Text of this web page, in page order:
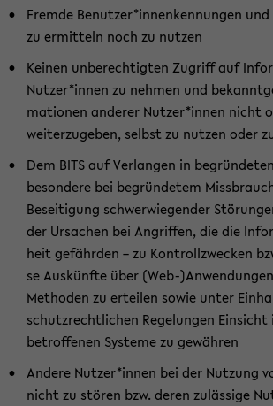
Frem­de Be­nut­zer*in­nen­ken­nun­gen
zu er­mit­teln noch zu nut­zen
Kei­nen un­be­rech­tig­ten Zu­griff auf
Nut­zer*innen zu neh­men und
ma­tio­nen an­de­rer Nut­zer*innen nicht
wei­ter­zu­ge­ben, selbst zu nut­zen oder
Dem BITS auf Ver­lan­gen in
be­son­de­re bei be­grün­de­tem
Be­sei­ti­gung schwer­wie­gen­der
der Ur­sa­chen bei An­grif­fen, die die
heit ge­fähr­den – zu Kon­troll­zwe­cken
se Aus­künf­te über (Web-
Me­tho­den zu er­tei­len sowie unter
schutz­recht­li­chen Re­ge­lun­gen
be­trof­fe­nen Sys­te­me zu ge­wäh­ren
An­de­re Nut­zer*innen bei der Nut­zung
nicht zu stö­ren bzw. deren zu­läs­si­ge